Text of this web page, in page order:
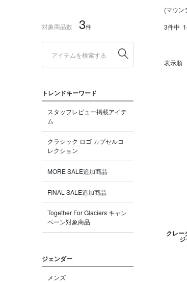
対象商品数 3件
トレンドキーワード
スタッフレビュー掲載アイテ
ム
クラシック ロゴ カプセルコ
レクション
MORE SALE追加商品
FINAL SALE追加商品
Together For Glaciers キャン
ペーン対象商品
ジェンダー
メンズ
(マウン
3件中
表示順
クレー